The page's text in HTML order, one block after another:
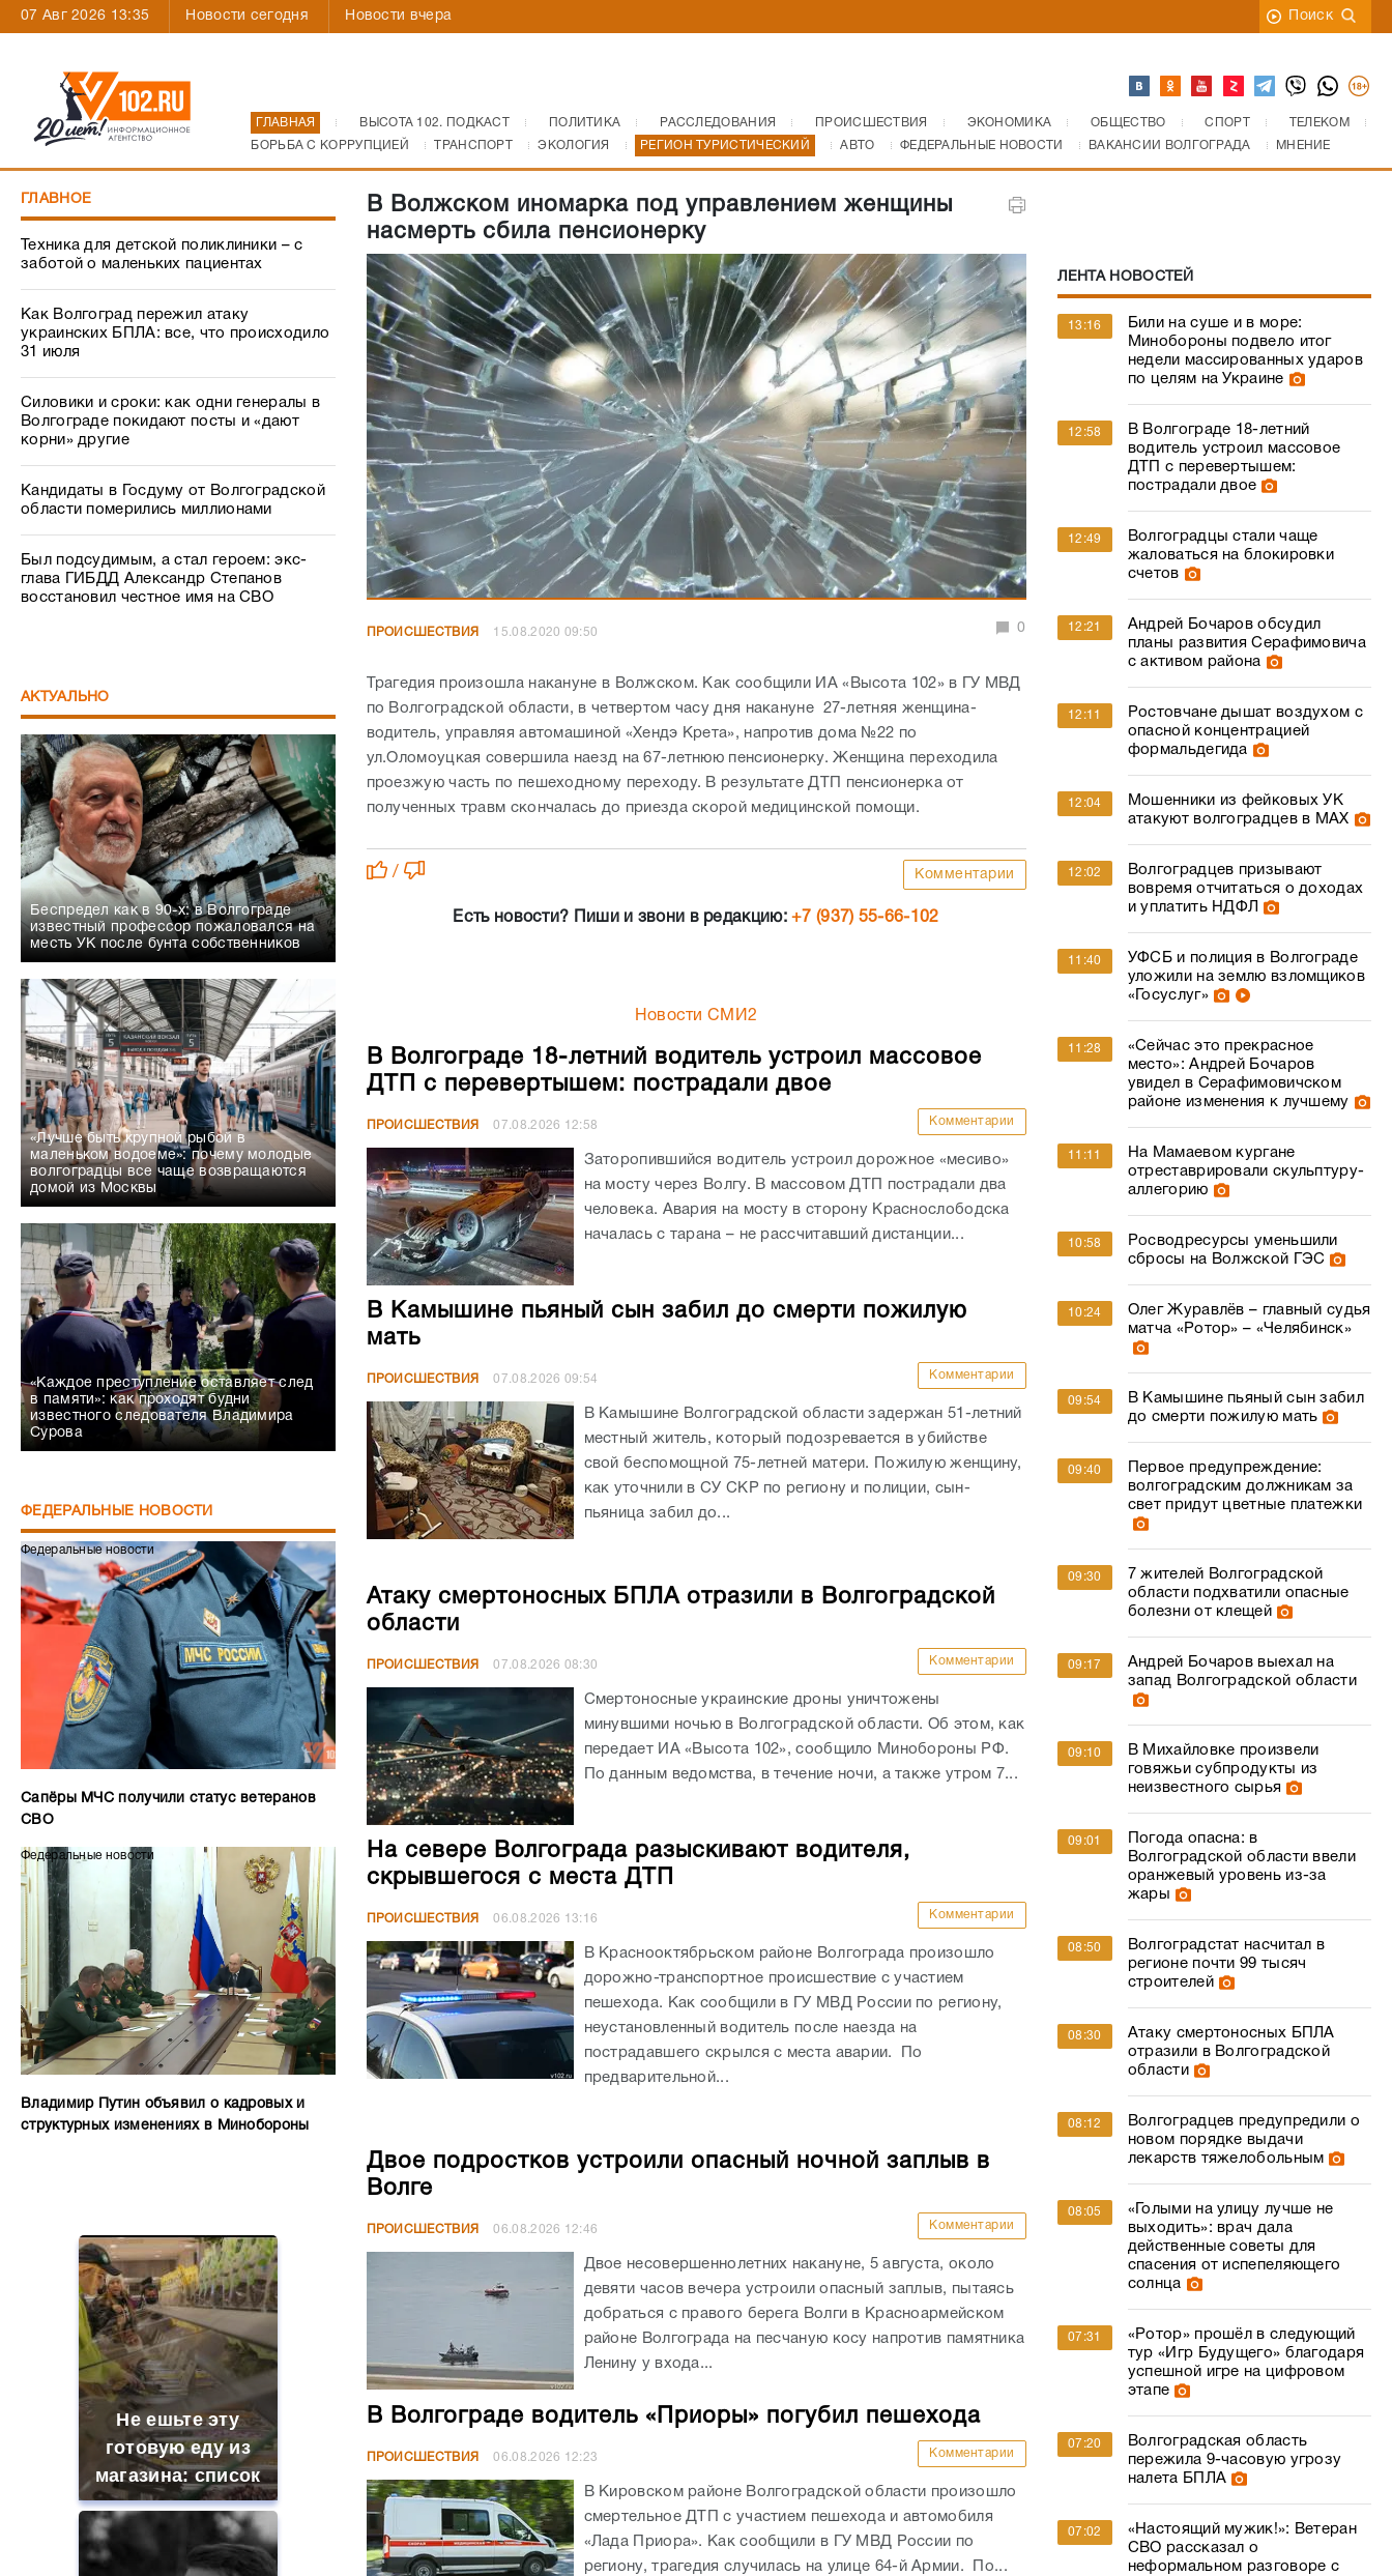
07 Авг 2026 13:35 Новости сегодня Новости вчера Поиск
ГЛАВНАЯ ВЫСОТА 102. ПОДКАСТ ПОЛИТИКА РАССЛЕДОВАНИЯ ПРОИСШЕСТВИЯ ЭКОНОМИКА ОБЩЕСТВО СПОРТ
ТЕЛЕКОМ
БОРЬБА С КОРРУПЦИЕЙ
ТРАНСПОРТ ЭКОЛОГИЯ РЕГИОН ТУРИСТИЧЕСКИЙ АВТО ФЕДЕРАЛЬНЫЕ НОВОСТИ ВАКАНСИИ ВОЛГОГРАДА МНЕНИЕ
ГЛАВНОЕ
Техника для детской поликлиники – с
заботой о маленьких пациентах
Как Волгоград пережил атаку
украинских БПЛА: все, что происходило
31 июля
Силовики и сроки: как одни генералы в
Волгограде покидают посты и «дают
корни» другие
Кандидаты в Госдуму от Волгоградской
области померились миллионами
Был подсудимым, а стал героем: экс-
глава ГИБДД Александр Степанов
восстановил честное имя на СВО
АКТУАЛЬНО
Беспредел как в 90-х: в Волгограде
известный профессор пожаловался на
месть УК после бунта собственников
«Лучше быть крупной рыбой в
маленьком водоеме»: почему молодые
волгоградцы все чаще возвращаются
домой из Москвы
«Каждое преступление оставляет след
в памяти»: как проходят будни
известного следователя Владимира
Сурова
ФЕДЕРАЛЬНЫЕ НОВОСТИ
Федеральные новости
Сапёры МЧС получили статус ветеранов
СВО
Федеральные новости
Владимир Путин объявил о кадровых и
структурных изменениях в Минобороны
Не ешьте эту
готовую еду из
магазина: список
В Волжском иномарка под управлением женщины
насмерть сбила пенсионерку
ПРОИСШЕСТВИЯ 15.08.2020 09:50 0
Трагедия произошла накануне в Волжском. Как сообщили ИА «Высота 102» в ГУ МВД
по Волгоградской области, в четвертом часу дня накануне 27-летняя женщина-
водитель, управляя автомашиной «Хендэ Крета», напротив дома №22 по
ул.Оломоуцкая совершила наезд на 67-летнюю пенсионерку. Женщина переходила
проезжую часть по пешеходному переходу. В результате ДТП пенсионерка от
полученных травм скончалась до приезда скорой медицинской помощи.
/ Комментарии
Есть новости? Пиши и звони в редакцию:+7 (937) 55-66-102
Новости СМИ2
В Волгограде 18-летний водитель устроил массовое
ДТП с перевертышем: пострадали двое
ПРОИСШЕСТВИЯ 07.08.2026 12:58 Комментарии
Заторопившийся водитель устроил дорожное «месиво»
на мосту через Волгу. В массовом ДТП пострадали два
человека. Авария на мосту в сторону Краснослободска
началась с тарана – не рассчитавший дистанции...
В Камышине пьяный сын забил до смерти пожилую
мать
ПРОИСШЕСТВИЯ 07.08.2026 09:54 Комментарии
В Камышине Волгоградской области задержан 51-летний
местный житель, который подозревается в убийстве
свой беспомощной 75-летней матери. Пожилую женщину,
как уточнили в СУ СКР по региону и полиции, сын-
пьяница забил до...
Атаку смертоносных БПЛА отразили в Волгоградской
области
ПРОИСШЕСТВИЯ 07.08.2026 08:30 Комментарии
Смертоносные украинские дроны уничтожены
минувшими ночью в Волгоградской области. Об этом, как
передает ИА «Высота 102», сообщило Минобороны РФ.
По данным ведомства, в течение ночи, а также утром 7...
На севере Волгограда разыскивают водителя,
скрывшегося с места ДТП
ПРОИСШЕСТВИЯ 06.08.2026 13:16 Комментарии
В Краснооктябрьском районе Волгограда произошло
дорожно-транспортное происшествие с участием
пешехода. Как сообщили в ГУ МВД России по региону,
неустановленный водитель после наезда на
пострадавшего скрылся с места аварии. По
предварительной...
Двое подростков устроили опасный ночной заплыв в
Волге
ПРОИСШЕСТВИЯ 06.08.2026 12:46 Комментарии
Двое несовершеннолетних накануне, 5 августа, около
девяти часов вечера устроили опасный заплыв, пытаясь
добраться с правого берега Волги в Красноармейском
районе Волгограда на песчаную косу напротив памятника
Ленину у входа...
В Волгограде водитель «Приоры» погубил пешехода
ПРОИСШЕСТВИЯ 06.08.2026 12:23 Комментарии
В Кировском районе Волгоградской области произошло
смертельное ДТП с участием пешехода и автомобиля
«Лада Приора». Как сообщили в ГУ МВД России по
региону, трагедия случилась на улице 64-й Армии. По...
ЛЕНТА НОВОСТЕЙ
13:16
Били на суше и в море:
Минобороны подвело итог
недели массированных ударов
по целям на Украине
12:58
В Волгограде 18-летний
водитель устроил массовое
ДТП с перевертышем:
пострадали двое
12:49
Волгоградцы стали чаще
жаловаться на блокировки
счетов
12:21
Андрей Бочаров обсудил
планы развития Серафимовича
с активом района
12:11
Ростовчане дышат воздухом с
опасной концентрацией
формальдегида
12:04
Мошенники из фейковых УК
атакуют волгоградцев в МАХ
12:02
Волгоградцев призывают
вовремя отчитаться о доходах
и уплатить НДФЛ
11:40
УФСБ и полиция в Волгограде
уложили на землю взломщиков
«Госуслуг»
11:28
«Сейчас это прекрасное
место»: Андрей Бочаров
увидел в Серафимовичском
районе изменения к лучшему
11:11
На Мамаевом кургане
отреставрировали скульптуру-
аллегорию
10:58
Росводресурсы уменьшили
сбросы на Волжской ГЭС
10:24
Олег Журавлёв – главный судья
матча «Ротор» – «Челябинск»
09:54
В Камышине пьяный сын забил
до смерти пожилую мать
09:40
Первое предупреждение:
волгоградским должникам за
свет придут цветные платежки
09:30
7 жителей Волгоградской
области подхватили опасные
болезни от клещей
09:17
Андрей Бочаров выехал на
запад Волгоградской области
09:10
В Михайловке произвели
говяжьи субпродукты из
неизвестного сырья
09:01
Погода опасна: в
Волгоградской области ввели
оранжевый уровень из-за
жары
08:50
Волгоградстат насчитал в
регионе почти 99 тысяч
строителей
08:30
Атаку смертоносных БПЛА
отразили в Волгоградской
области
08:12
Волгоградцев предупредили о
новом порядке выдачи
лекарств тяжелобольным
08:05
«Голыми на улицу лучше не
выходить»: врач дала
действенные советы для
спасения от испепеляющего
солнца
07:31
«Ротор» прошёл в следующий
тур «Игр Будущего» благодаря
успешной игре на цифровом
этапе
07:20
Волгоградская область
пережила 9-часовую угрозу
налета БПЛА
07:02
«Настоящий мужик!»: Ветеран
СВО рассказал о
неформальном разговоре с